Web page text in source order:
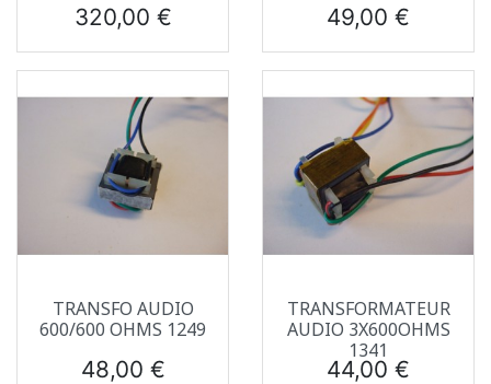
Prix
320,00 € Prix
49,00 €
TRANSFO AUDIO
600/600 OHMS 1249
Prix
48,00 €
TRANSFORMATEUR
AUDIO 3X600OHMS
1341
Prix
44,00 €